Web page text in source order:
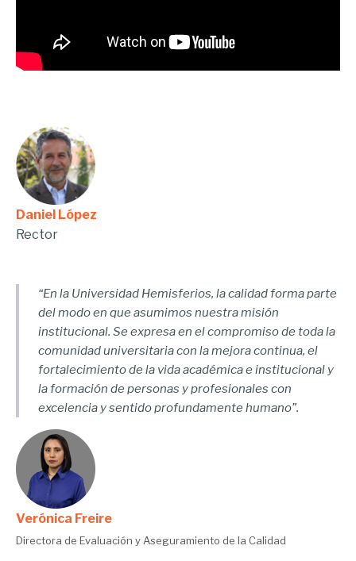
Daniel López
Rector
“En la Universidad Hemisferios, la calidad forma parte
del modo en que asumimos nuestra misión
institucional. Se expresa en el compromiso de toda la
comunidad universitaria con la mejora continua, el
fortalecimiento de la vida académica e institucional y
la formación de personas y profesionales con
excelencia y sentido profundamente humano”.
Verónica Freire
Directora de Evaluación y Aseguramiento de la Calidad